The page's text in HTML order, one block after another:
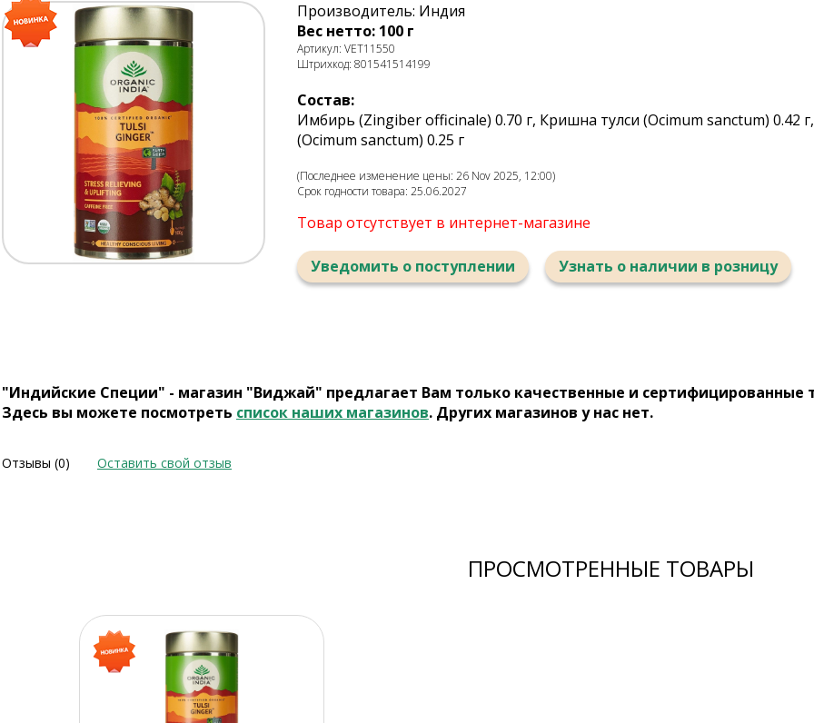
Производитель: Индия
Вес нетто: 100 г
Артикул: VET11550
Штрихкод: 801541514199
Состав:
Имбирь (Zingiber officinale) 0.70 г, Кришна тулси (Ocimum sanctum) 0.42
(Ocimum sanctum) 0.25 г
(Последнее изменение цены: 26 Nov 2025, 12:00)
Срок годности товара: 25.06.2027
Товар отсутствует в интернет-магазине
Уведомить о поступлении Узнать о наличии в розницу
"Индийские Специи" - магазин "Виджай" предлагает Вам только качественные и сертифицированные
Здесь вы можете посмотреть список наших магазинов. Других магазинов у нас нет.
Отзывы (0) Оставить свой отзыв
ПРОСМОТРЕННЫЕ ТОВАРЫ